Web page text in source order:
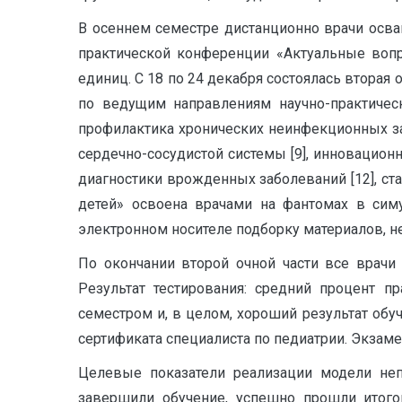
В осеннем семестре дистанционно врачи
практической конференции «Актуальные
единиц. С 18 по 24 декабря состоялась
по ведущим направлениям научно-
профилактика хронических неинфекционных
сердечно-сосудистой системы [9],
диагностики врожденных заболеваний [12],
детей» освоена врачами на фантомах в
электронном носителе подборку материалов,
По окончании второй очной части все
Результат тестирования: средний процент
семестром и, в целом, хороший результат
сертификата специалиста по педиатрии.
Целевые показатели реализации модели
завершили обучение, успешно прошли